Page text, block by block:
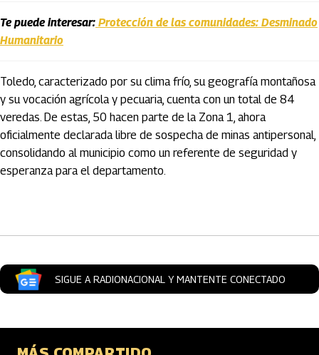
Te puede interesar: Protección de las comunidades: Desminado
Humanitario
Toledo, caracterizado por su clima frío, su geografía montañosa
y su vocación agrícola y pecuaria, cuenta con un total de 84
veredas. De estas, 50 hacen parte de la Zona 1, ahora
oficialmente declarada libre de sospecha de minas antipersonal,
consolidando al municipio como un referente de seguridad y
esperanza para el departamento.
SIGUE A RADIONACIONAL Y MANTENTE CONECTADO